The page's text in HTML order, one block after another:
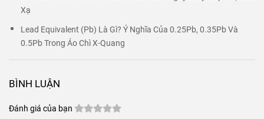
Xạ
Lead Equivalent (Pb) Là Gì? Ý Nghĩa Của 0.25Pb, 0.35Pb Và
0.5Pb Trong Áo Chì X-Quang
BÌNH LUẬN
Đánh giá của bạn